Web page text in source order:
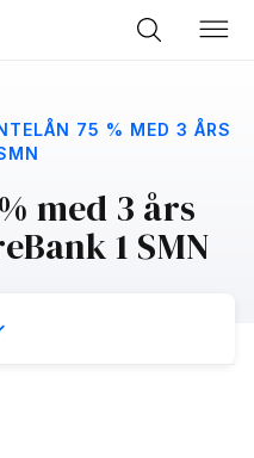
75 % MED 3 ÅRS
med 3 års
1 SMN